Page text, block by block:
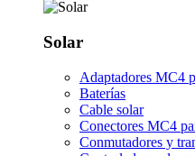
Solar
Adaptadores MC4
Baterías
Cable solar
Conectores MC4
Conmutadores y